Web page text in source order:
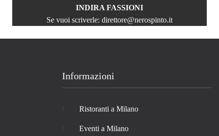
INDIRA FASSIONI
Se vuoi scriverle: direttore@nerospinto.it
Informazioni
Ristoranti a Milano
Eventi a Milano